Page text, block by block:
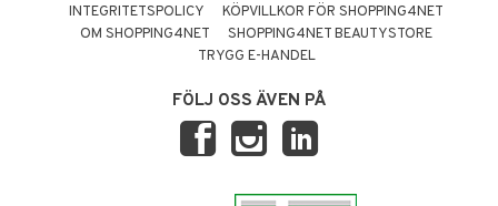
INTEGRITETSPOLICY
KÖPVILLKOR FÖR SHOPPING4NET
OM SHOPPING4NET
SHOPPING4NET BEAUTYSTORE
TRYGG E-HANDEL
FÖLJ OSS ÄVEN PÅ